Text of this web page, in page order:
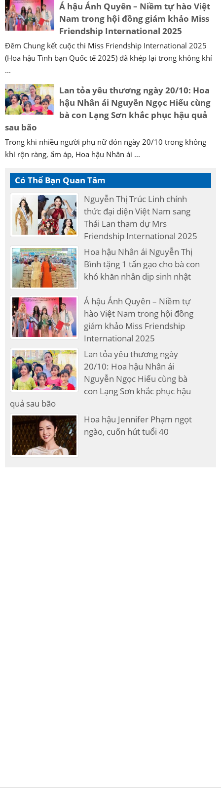
Á hậu Ánh Quyên – Niềm tự hào Việt
Nam trong hội đồng giám khảo Miss
Friendship International 2025
Đêm Chung kết cuộc thi Miss Friendship International 2025
(Hoa hậu Tình bạn Quốc tế 2025) đã khép lại trong không khí
...
Lan tỏa yêu thương ngày 20/10: Hoa
hậu Nhân ái Nguyễn Ngọc Hiếu cùng
bà con Lạng Sơn khắc phục hậu quả
sau bão
Trong khi nhiều người phụ nữ đón ngày 20/10 trong không
khí rộn ràng, ấm áp, Hoa hậu Nhân ái ...
Có Thể Bạn Quan Tâm
Nguyễn Thị Trúc Linh chính
thức đại diện Việt Nam sang
Thái Lan tham dự Mrs
Friendship International 2025
Hoa hậu Nhân ái Nguyễn Thị
Bình tặng 1 tấn gạo cho bà con
khó khăn nhân dịp sinh nhật
Á hậu Ánh Quyên – Niềm tự
hào Việt Nam trong hội đồng
giám khảo Miss Friendship
International 2025
Lan tỏa yêu thương ngày
20/10: Hoa hậu Nhân ái
Nguyễn Ngọc Hiếu cùng bà
con Lạng Sơn khắc phục hậu
quả sau bão
Hoa hậu Jennifer Phạm ngọt
ngào, cuốn hút tuổi 40